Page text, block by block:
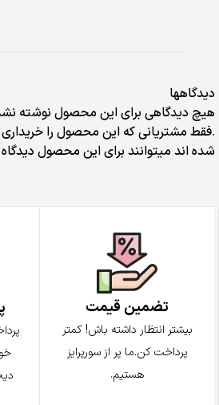
دیدگاهها
هیچ دیدگاهی برای این محصول نوشته
.فقط مشتریانی که این محصول را خریداری
شده اند میتوانند برای این محصول
تضمین قیمت
بیشتر انتظار داشته باش! کمتر
پرداخت کن.ما پر از سورپرایز
هستیم.